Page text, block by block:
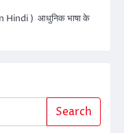
Hindi ) आधुनिक भाषा के
Search